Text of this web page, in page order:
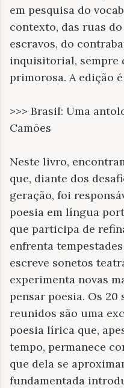
em pesquisa do
contexto, das ruas
escravos, do
inquisitorial, sempre
primorosa. A edição
>>> Brasil: Uma
Camões
Neste livro,
que, diante dos
geração, foi
poesia em língua
que participa de
enfrenta
escreve sonetos
experimenta novas
pensar poesia. Os 20
reunidos são uma
poesia lírica que,
tempo, permanece
que dela se
fundamentada